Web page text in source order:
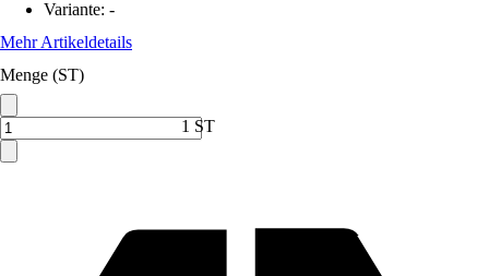
Variante: -
Mehr Artikeldetails
Menge (ST)
1 ST